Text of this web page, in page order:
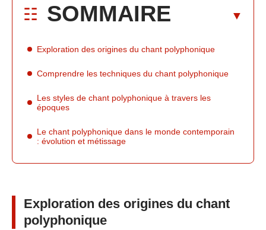
SOMMAIRE
Exploration des origines du chant polyphonique
Comprendre les techniques du chant polyphonique
Les styles de chant polyphonique à travers les
époques
Le chant polyphonique dans le monde contemporain
: évolution et métissage
Exploration des origines du chant
polyphonique